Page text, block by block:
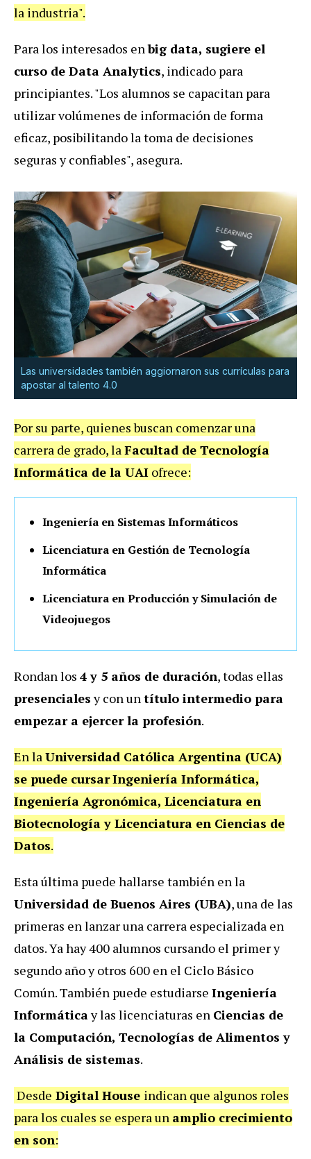
la industria".
Para los interesados enbig data, sugiere el
curso de Data Analytics, indicado para
principiantes. "Los alumnos se capacitan para
utilizar volúmenes de información de forma
eficaz, posibilitando la toma de decisiones
seguras y confiables", asegura.
Las universidades también aggiornaron sus currículas para
apostar al talento 4.0
Por su parte, quienes buscan comenzar una
carrera de grado, laFacultad de Tecnología
Informática de la UAI ofrece:
Ingeniería en Sistemas Informáticos
Licenciatura en Gestión de Tecnología
Informática
Licenciatura en Producción y Simulación de
Videojuegos
Rondan los 4 y 5 años de duración, todas ellas
presencialesy con untítulo intermedio para
empezar a ejercer la profesión.
En laUniversidad Católica Argentina (UCA)
se puede cursarIngeniería Informática,
Ingeniería Agronómica, Licenciatura en
Biotecnología y Licenciatura en Ciencias de
Datos.
Esta última puede hallarse también en la
Universidad de Buenos Aires (UBA), una de las
primeras en lanzar una carrera especializada en
datos. Ya hay 400 alumnos cursando el primer y
segundo año y otros 600 en el Ciclo Básico
Común. También puede estudiarse Ingeniería
Informáticay las licenciaturas en Ciencias de
la Computación, Tecnologías de Alimentos y
Análisis de sistemas.
Desde Digital House indican que algunos roles
para los cuales se espera un amplio crecimiento
en son: